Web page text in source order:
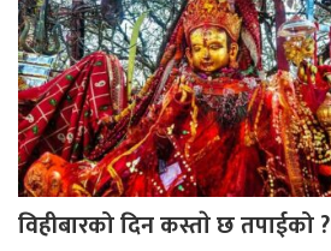
विहीबारको दिन कस्ताे छ तपाईको ?